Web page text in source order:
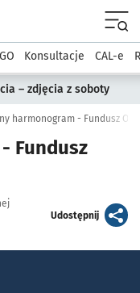
Rozmawia
Konsultacje CAL-e
– zdjęcia z soboty
harmonogram - Fundusz
Fundusz
Udostępnijartykuł